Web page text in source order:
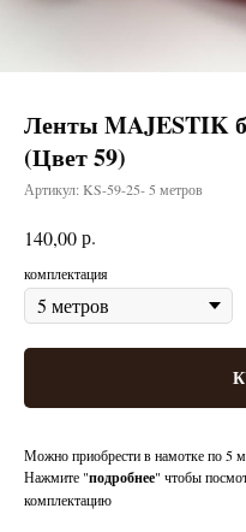
Ленты MAJESTIK
(Цвет 59)
Артикул: KS-59-25- 5 метров
140,00р.
комплектация
Можно приобрести в намотке по 5
Нажмите "подробнее" чтобы
комплектацию